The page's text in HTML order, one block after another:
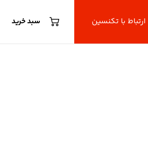
سبد خرید ارتباط با تکنسین